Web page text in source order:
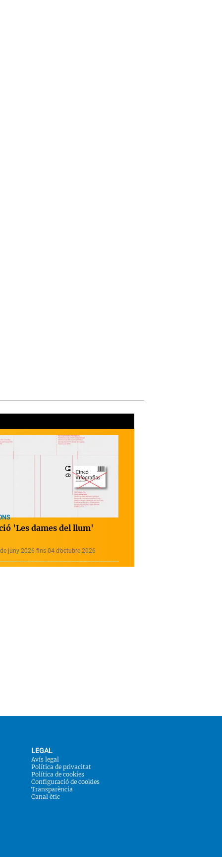
'Les dames del llum'
juny 2026 fins 04 d’octubre 2026
LEGAL
Avís legal
Política de privacitat
Política de cookies
Configuració de cookies
Transparència
Canal ètic